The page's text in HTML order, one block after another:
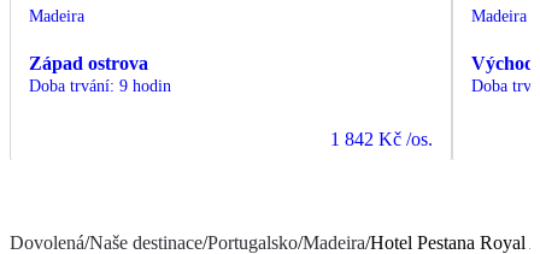
Madeira
Západ ostrova
Doba trvání: 9 hodin
1 842 Kč /os.
Madeira
Východ
Doba
Dovolená/Naše destinace/Portugalsko/Madeira/Hotel Pestana Royal